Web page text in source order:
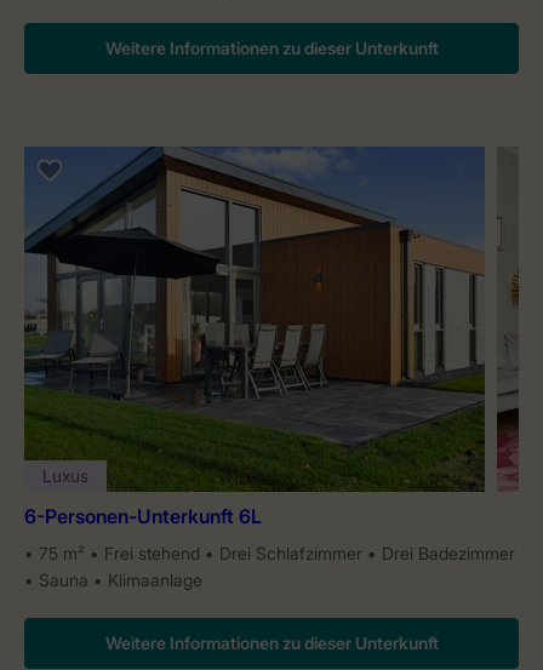
Weitere Informationen zu dieser Unterkunft
Luxus
6-Personen-Unterkunft 6L
75 m² Frei stehend Drei Schlafzimmer
Drei Badezimmer
Sauna
Klimaanlage
Weitere Informationen zu dieser Unterkunft